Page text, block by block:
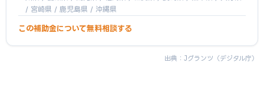
/ 宮崎県 / 鹿児島県 / 沖縄県
この補助金について無料相談する
出典： Jグランツ（デジタル庁）